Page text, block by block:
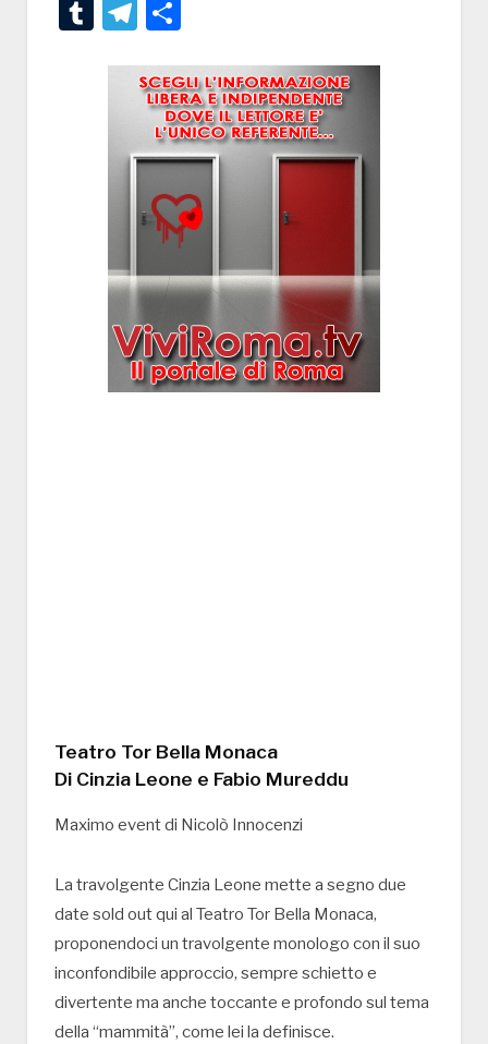
TumblrTelegram
Teatro Tor Bella Monaca
Di Cinzia Leone e Fabio Mureddu
Maximo event di Nicolò Innocenzi
La travolgente Cinzia Leone mette a segno due
date sold out qui al Teatro Tor Bella Monaca,
proponendoci un travolgente monologo con il suo
inconfondibile approccio, sempre schietto e
divertente ma anche toccante e profondo sul tema
della “mammità”, come lei la definisce.